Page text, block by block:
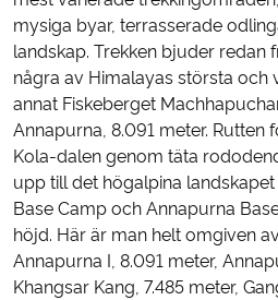
mysiga byar, terrasserade
landskap. Trekken bjuder redan
några av Himalayas största och
annat Fiskeberget
Annapurna, 8.091 meter. Rutten
Kola-dalen genom täta
upp till det högalpina
Base Camp och Annapurna
höjd. Här är man helt omgiven
Annapurna I, 8.091 meter,
Khangsar Kang, 7.485 meter,